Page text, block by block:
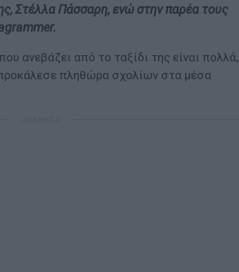
Στέλλα Πάσσαρη, ενώ στην παρέα τους
ανεβάζει από το ταξίδι της είναι πολλά,
πληθώρα σχολίων στα μέσα